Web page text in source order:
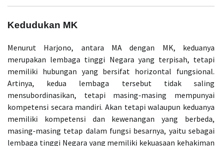
Kedudukan MK
Menurut Harjono, antara MA dengan MK, keduanya
merupakan lembaga tinggi Negara yang terpisah, tetapi
memiliki hubungan yang bersifat horizontal fungsional.
Artinya, kedua lembaga tersebut tidak saling
mensubordinasikan, tetapi masing-masing mempunyai
kompetensi secara mandiri. Akan tetapi walaupun keduanya
memiliki kompetensi dan kewenangan yang berbeda,
masing-masing tetap dalam fungsi besarnya, yaitu sebagai
lembaga tinggi Negara yang memiliki kekuasaan kehakiman